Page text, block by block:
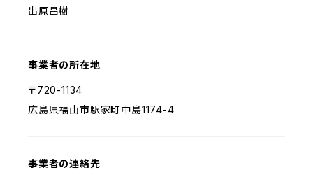
出原昌樹
事業者の所在地
〒720-1134
広島県福山市駅家町中島1174-4
事業者の連絡先